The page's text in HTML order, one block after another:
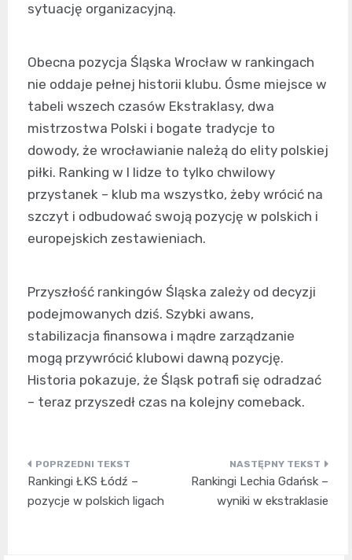
sytuację organizacyjną.
Obecna pozycja Śląska Wrocław w rankingach
nie oddaje pełnej historii klubu. Ósmе miejsce w
tabeli wszech czasów Ekstraklasy, dwa
mistrzostwa Polski i bogate tradycje to
dowody, że wrocławianie należą do elity polskiej
piłki. Ranking w I lidze to tylko chwilowy
przystanek – klub ma wszystko, żeby wrócić na
szczyt i odbudować swoją pozycję w polskich i
europejskich zestawieniach.
Przyszłość rankingów Śląska zależy od decyzji
podejmowanych dziś. Szybki awans,
stabilizacja finansowa i mądre zarządzanie
mogą przywrócić klubowi dawną pozycję.
Historia pokazuje, że Śląsk potrafi się odradzać
– teraz przyszedł czas na kolejny comeback.
Nawigacja
wpisu
Rankingi ŁKS Łódź –
pozycje w polskich ligach
Rankingi Lechia Gdańsk –
wyniki w ekstraklasie